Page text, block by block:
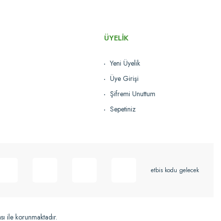
ÜYELİK
Yeni Üyelik
Üye Girişi
Şifremi Unuttum
Sepetiniz
etbis kodu gelecek
ile korunmaktadır.